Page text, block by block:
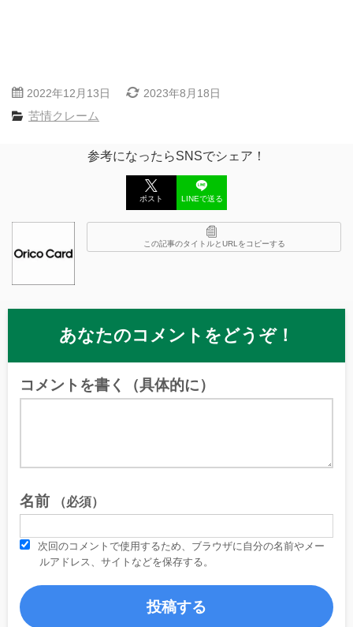
2022年12月13日 2023年8月18日
苦情クレーム
参考になったらSNSでシェア！
ポスト LINEで送る
この記事のタイトルとURLをコピーする
あなたのコメントをどうぞ！
コメントを書く（具体的に）
名前 （必須）
次回のコメントで使用するため、ブラウザに自分の名前やメー
ルアドレス、サイトなどを保存する。